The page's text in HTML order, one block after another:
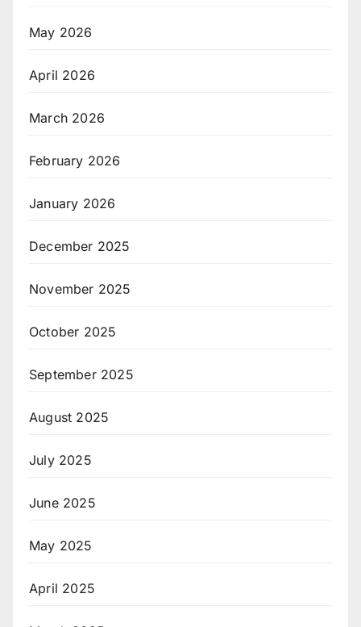
May 2026
April 2026
March 2026
February 2026
January 2026
December 2025
November 2025
October 2025
September 2025
August 2025
July 2025
June 2025
May 2025
April 2025